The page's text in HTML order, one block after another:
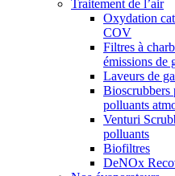
Traitement de l’air
Oxydation
COV
Filtres à
émissions de
Laveurs de
Bioscrubbers
polluants
Venturi
polluants
Biofiltres
DeNOx